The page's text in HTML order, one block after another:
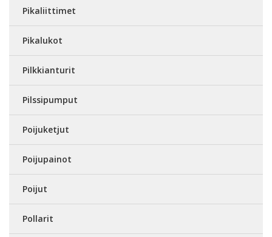
Pikaliittimet
Pikalukot
Pilkkianturit
Pilssipumput
Poijuketjut
Poijupainot
Poijut
Pollarit